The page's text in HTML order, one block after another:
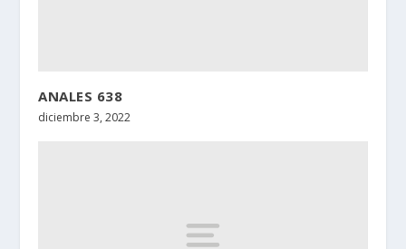
ANALES 638
diciembre 3, 2022